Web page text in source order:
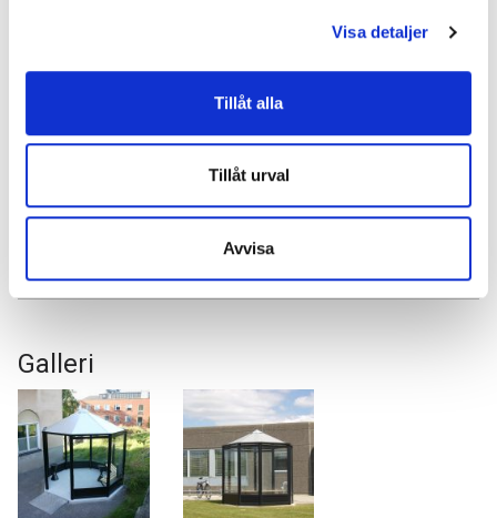
Visa detaljer
Tillåt alla
Tillåt urval
Avvisa
Papirkurv Hede Askebæger Fyre
Galleri